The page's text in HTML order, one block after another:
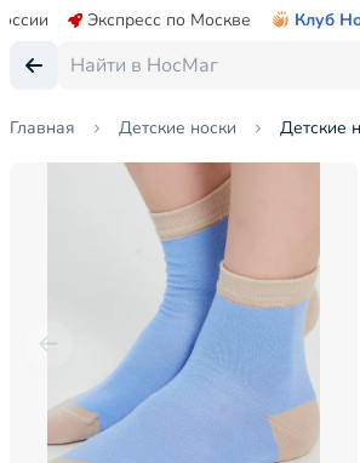
Экспресс по Москве Клуб
Главная Детские носки Детские